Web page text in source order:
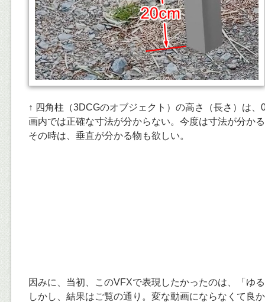
↑ 四角柱（3DCGのオブジェクト）の高さ（長さ）は
画内では正確な寸法が分からない。今度は寸法が分か
その時は、垂直が分かる物も欲しい。
因みに、当初、このVFXで表現したかったのは、「ゆ
しかし、結果はご覧の通り。変な動画にならなくて良